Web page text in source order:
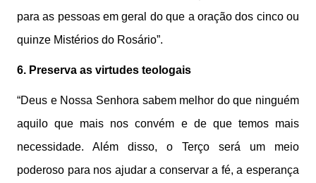
para as pessoas em geral do que a oração dos cinco ou
quinze Mistérios do Rosário”.
6. Preserva as virtudes teologais
“Deus e Nossa Senhora sabem melhor do que ninguém
aquilo que mais nos convém e de que temos mais
necessidade. Além disso, o Terço será um meio
poderoso para nos ajudar a conservar a fé, a esperança